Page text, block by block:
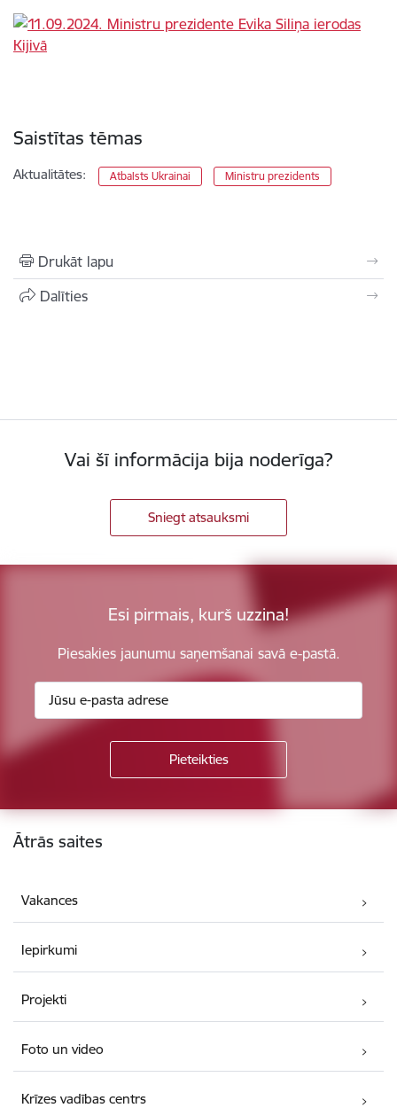
Saistītas tēmas
Aktualitātes: Atbalsts Ukrainai Ministru prezidents
Drukāt lapu
Dalīties
Vai šī informācija bija noderīga?
Sniegt atsauksmi
Esi pirmais, kurš uzzina!
Piesakies jaunumu saņemšanai savā e-pastā.
Kājene
Ātrās saites
Vakances
Iepirkumi
Projekti
Foto un video
Krīzes vadības centrs